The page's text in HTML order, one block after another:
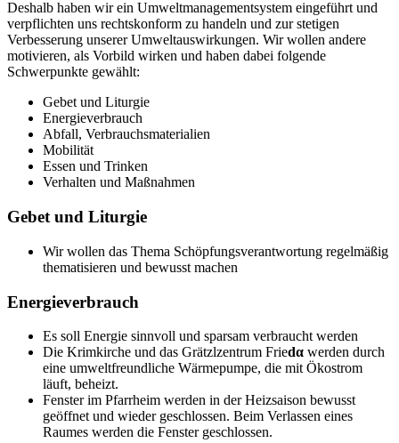
Deshalb haben wir ein Umweltmanagementsystem eingeführt und
verpflichten uns rechtskonform zu handeln und zur stetigen
Verbesserung unserer Umweltauswirkungen. Wir wollen andere
motivieren, als Vorbild wirken und haben dabei folgende
Schwerpunkte gewählt:
Gebet und Liturgie
Energieverbrauch
Abfall, Verbrauchsmaterialien
Mobilität
Essen und Trinken
Verhalten und Maßnahmen
Gebet und Liturgie
Wir wollen das Thema Schöpfungsverantwortung regelmäßig
thematisieren und bewusst machen
Energieverbrauch
Es soll Energie sinnvoll und sparsam verbraucht werden
Die Krimkirche und das Grätzlzentrum Friedα werden durch
eine umweltfreundliche Wärmepumpe, die mit Ökostrom
läuft, beheizt.
Fenster im Pfarrheim werden in der Heizsaison bewusst
geöffnet und wieder geschlossen. Beim Verlassen eines
Raumes werden die Fenster geschlossen.